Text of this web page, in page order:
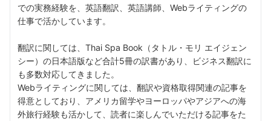
での実務経験を、英語翻訳、英語講師、Webライティングの
仕事で活かしています。
翻訳に関しては、Thai Spa Book（タトル・モリ エイジェン
シー）の日本語版など合計5冊の訳書があり、ビジネス翻訳に
も多数対応してきました。
Webライティングに関しては、翻訳や資格取得関連の記事を
得意としており、アメリカ留学やヨーロッパやアジアへの海
外旅行経験も活かして、読者に楽しんでいただける記事をた